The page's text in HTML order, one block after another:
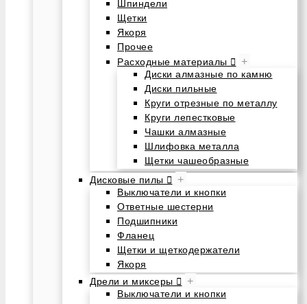
Шпиндели
Щетки
Якоря
Прочее
Расходные материалы
+
Диски алмазные по камню
Диски пильные
Круги отрезные по металлу
Круги лепестковые
Чашки алмазные
Шлифовка металла
Щетки чашеобразные
Дисковые пилы
+
Выключатели и кнопки
Ответные шестерни
Подшипники
Фланец
Щетки и щеткодержатели
Якоря
Дрели и миксеры
+
Выключатели и кнопки